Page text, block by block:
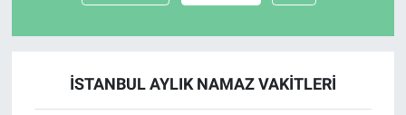
İSTANBUL AYLIK NAMAZ VAKITLERI